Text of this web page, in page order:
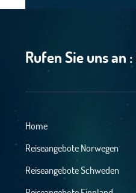
Rufen Sie uns an :
Home
Reiseangebote Norwegen
Reiseangebote Schweden